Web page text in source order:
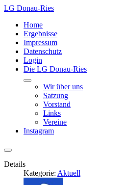
LG Donau-Ries
Home
Ergebnisse
Impressum
Datenschutz
Login
Die LG Donau-Ries
Wir über uns
Satzung
Vorstand
Links
Vereine
Instagram
Details
Kategorie: Aktuell